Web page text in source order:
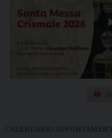
CALENDARIO